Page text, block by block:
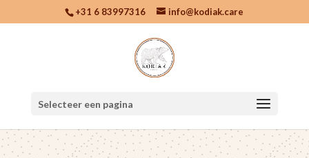
+31 6 83997316 info@kodiak.care
Selecteer een pagina